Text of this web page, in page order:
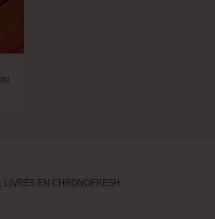
LIVRÉS EN CHRONOFRESH